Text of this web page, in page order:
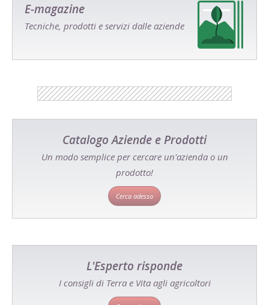
E-magazine
Tecniche, prodotti e servizi dalle aziende
Catalogo Aziende e Prodotti
Un modo semplice per cercare un'azienda o un
prodotto!
Cerca adesso
L'Esperto risponde
I consigli di Terra e Vita agli agricoltori